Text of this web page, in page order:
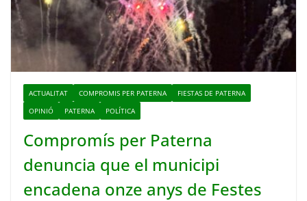
ACTUALITAT COMPROMIS PER PATERNA
FIESTAS DE PATERNA
OPINIÓ
PATERNA POLÍTICA
Compromís per Paterna
denuncia que el municipi
encadena onze anys de Festes